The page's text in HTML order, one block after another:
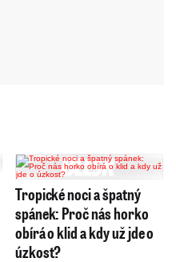
Tropické noci a špatný
spánek: Proč nás horko
obírá o klid a kdy už jde o
úzkost?